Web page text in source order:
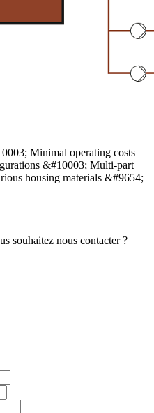
souhaitez nous contacter ?